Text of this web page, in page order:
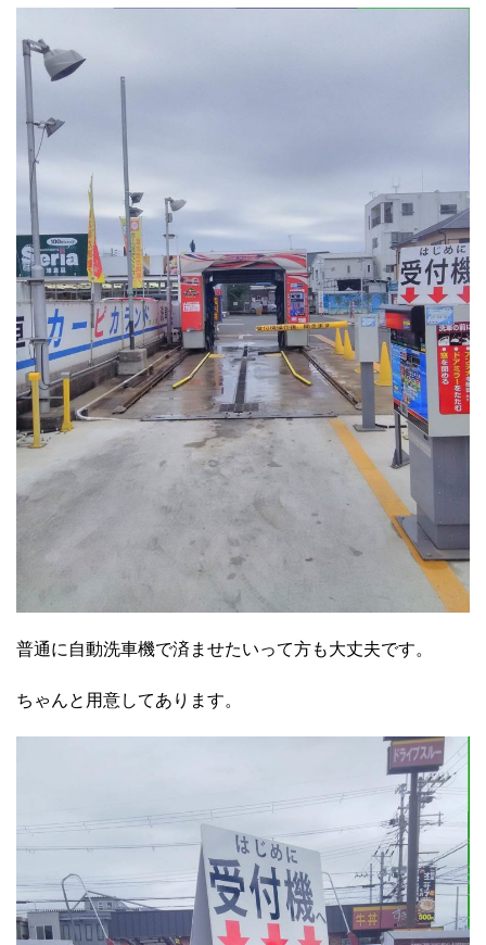
普通に自動洗車機で済ませたいって方も大丈夫です。
ちゃんと用意してあります。